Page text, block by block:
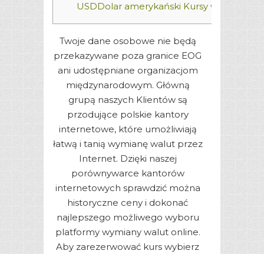
USDDolar amerykański Kursy walut
Twoje dane osobowe nie będą
przekazywane poza granice EOG
ani udostępniane organizacjom
międzynarodowym. Główną
grupą naszych Klientów są
przodujące polskie kantory
internetowe, które umożliwiają
łatwą i tanią wymianę walut przez
Internet. Dzięki naszej
porównywarce kantorów
internetowych sprawdzić można
historyczne ceny i dokonać
najlepszego możliwego wyboru
platformy wymiany walut online.
Aby zarezerwować kurs wybierz